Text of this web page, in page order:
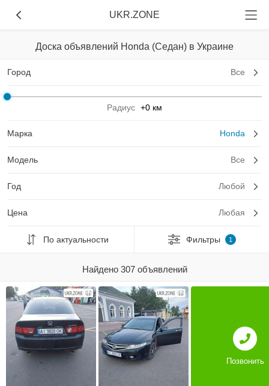
UKR.ZONE
Доска объявлений Honda (Седан) в Украине
Город Все
Радиус +0 км
Марка Honda
Модель Все
Год Любой
Цена Любая
По актуальности Фильтры 1
Найдено 307 объявлений
Позвонить